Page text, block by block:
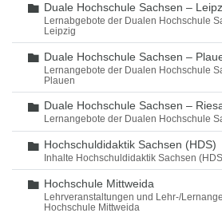
Ordner
Duale Hochschule Sachsen –
Lernabgebote der Dualen Hochschule
Leipzig
Ordner
Duale Hochschule Sachsen –
Lernangebote der Dualen Hochschule
Plauen
Ordner
Duale Hochschule Sachsen –
Lernangebote der Dualen Hochschule
Ordner
Hochschuldidaktik Sachsen (HDS)
Inhalte Hochschuldidaktik Sachsen
Ordner
Hochschule Mittweida
Lehrveranstaltungen und Lehr-/
Hochschule Mittweida